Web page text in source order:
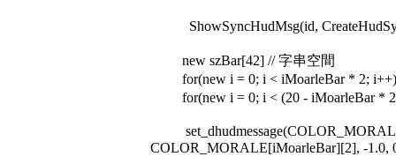
ShowSyncHudMsg(id,
new szBar[42] // 字串空間
for(new i = 0; i < iMoarleBar * 2; i++)
for(new i = 0; i < (20 - iMoarleBar *
COLOR_MORALE[iMoarleBar][2], -1.0,